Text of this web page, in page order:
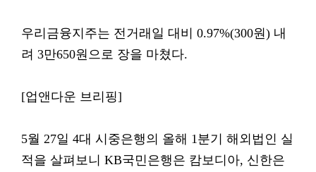
우리금융지주는 전거래일 대비 0.97%(300원) 내
려 3만650원으로 장을 마쳤다.
[업앤다운 브리핑]
5월 27일 4대 시중은행의 올해 1분기 해외법인 실
적을 살펴보니 KB국민은행은 캄보디아, 신한은